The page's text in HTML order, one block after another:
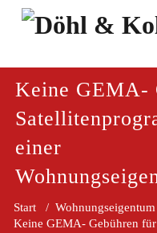
Zum
Keine GEMA-
einer
Start / Wohnungseigentum